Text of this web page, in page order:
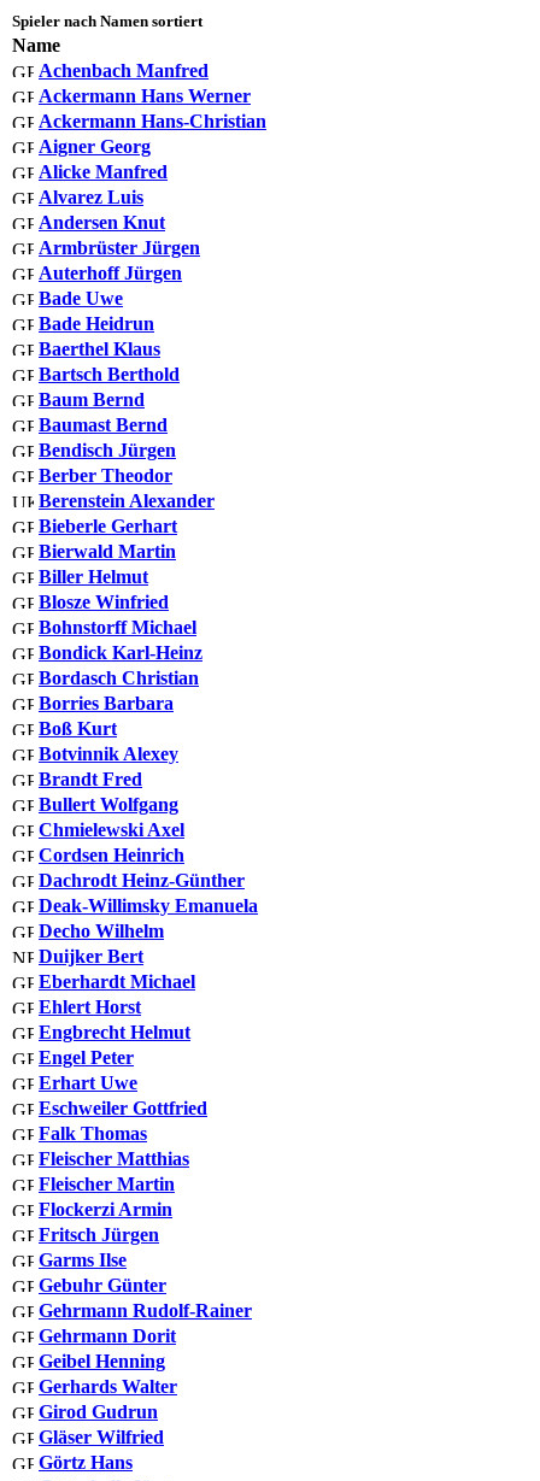
Spieler nach Namen sortiert
Name
Achenbach Manfred
Ackermann Hans Werner
Ackermann Hans-Christian
Aigner Georg
Alicke Manfred
Alvarez Luis
Andersen Knut
Armbrüster Jürgen
Auterhoff Jürgen
Bade Uwe
Bade Heidrun
Baerthel Klaus
Bartsch Berthold
Baum Bernd
Baumast Bernd
Bendisch Jürgen
Berber Theodor
Berenstein Alexander
Bieberle Gerhart
Bierwald Martin
Biller Helmut
Blosze Winfried
Bohnstorff Michael
Bondick Karl-Heinz
Bordasch Christian
Borries Barbara
Boß Kurt
Botvinnik Alexey
Brandt Fred
Bullert Wolfgang
Chmielewski Axel
Cordsen Heinrich
Dachrodt Heinz-Günther
Deak-Willimsky Emanuela
Decho Wilhelm
Duijker Bert
Eberhardt Michael
Ehlert Horst
Engbrecht Helmut
Engel Peter
Erhart Uwe
Eschweiler Gottfried
Falk Thomas
Fleischer Matthias
Fleischer Martin
Flockerzi Armin
Fritsch Jürgen
Garms Ilse
Gebuhr Günter
Gehrmann Rudolf-Rainer
Gehrmann Dorit
Geibel Henning
Gerhards Walter
Girod Gudrun
Gläser Wilfried
Görtz Hans